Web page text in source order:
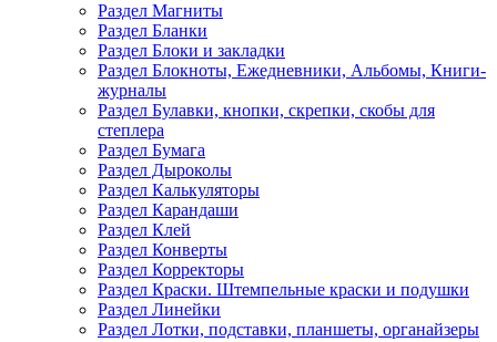
Раздел Магниты
Раздел Бланки
Раздел Блоки и закладки
Раздел Блокноты, Ежедневники, Альбомы, Книги-
журналы
Раздел Булавки, кнопки, скрепки, скобы для
степлера
Раздел Бумага
Раздел Дыроколы
Раздел Калькуляторы
Раздел Карандаши
Раздел Клей
Раздел Конверты
Раздел Корректоры
Раздел Краски. Штемпельные краски и подушки
Раздел Линейки
Раздел Лотки, подставки, планшеты, органайзеры